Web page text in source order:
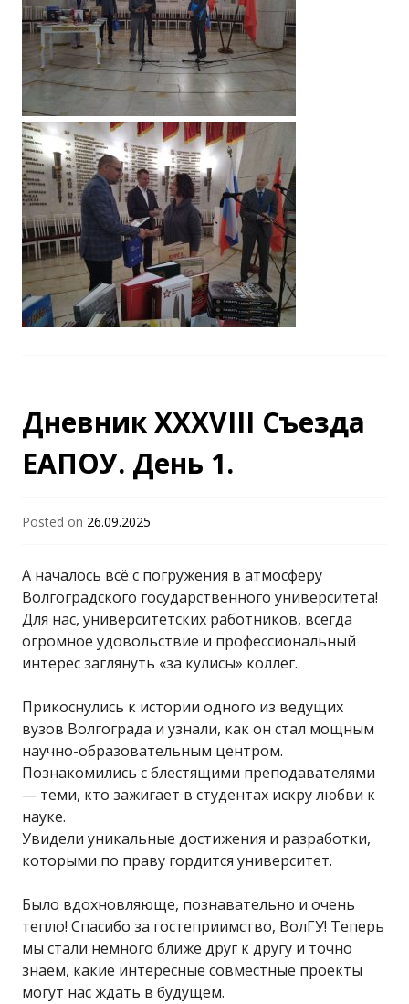
Дневник XXXVIII Съезда
ЕАПОУ. День 1.
Posted on 26.09.2025
А началось всё с погружения в атмосферу
Волгоградского государственного университета!
Для нас, университетских работников, всегда
огромное удовольствие и профессиональный
интерес заглянуть «за кулисы» коллег.
Прикоснулись к истории одного из ведущих
вузов Волгограда и узнали, как он стал мощным
научно-образовательным центром.
Познакомились с блестящими преподавателями
— теми, кто зажигает в студентах искру любви к
науке.
Увидели уникальные достижения и разработки,
которыми по праву гордится университет.
Было вдохновляюще, познавательно и очень
тепло! Спасибо за гостеприимство, ВолГУ! Теперь
мы стали немного ближе друг к другу и точно
знаем, какие интересные совместные проекты
могут нас ждать в будущем.